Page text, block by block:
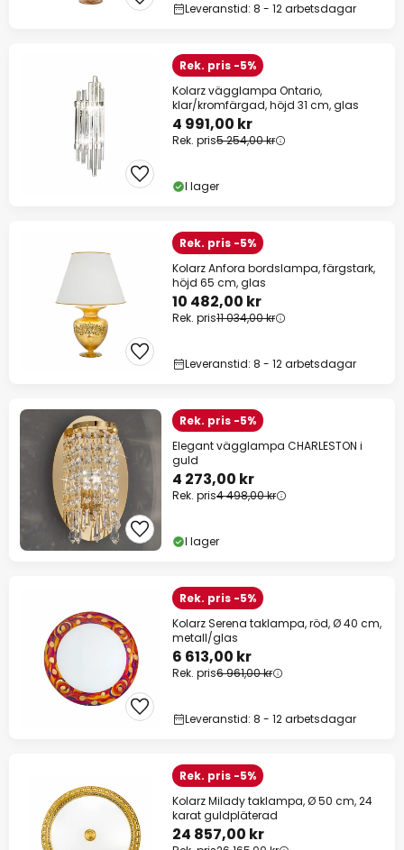
Leveranstid: 8 - 12 arbetsdagar
Rek. pris -5%
Kolarz vägglampa Ontario,
klar/kromfärgad, höjd 31 cm, glas
4 991,00 kr
Rek. pris5 254,00 kr
I lager
Rek. pris -5%
Kolarz Anfora bordslampa, färgstark,
höjd 65 cm, glas
10 482,00 kr
Rek. pris11 034,00 kr
Leveranstid: 8 - 12 arbetsdagar
Rek. pris -5%
Elegant vägglampa CHARLESTON i
guld
4 273,00 kr
Rek. pris4 498,00 kr
I lager
Rek. pris -5%
Kolarz Serena taklampa, röd, Ø 40 cm,
metall/glas
6 613,00 kr
Rek. pris6 961,00 kr
Leveranstid: 8 - 12 arbetsdagar
Rek. pris -5%
Kolarz Milady taklampa, Ø 50 cm, 24
karat guldpläterad
24 857,00 kr